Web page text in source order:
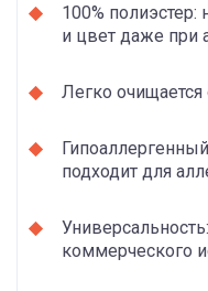
100%
и цвет даже при
Легко
подходит для
коммерческого